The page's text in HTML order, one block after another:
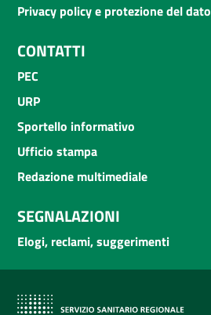
Privacy policy e protezione del
CONTATTI
PEC
URP
Sportello informativo
Ufficio stampa
Redazione multimediale
SEGNALAZIONI
Elogi, reclami, suggerimenti